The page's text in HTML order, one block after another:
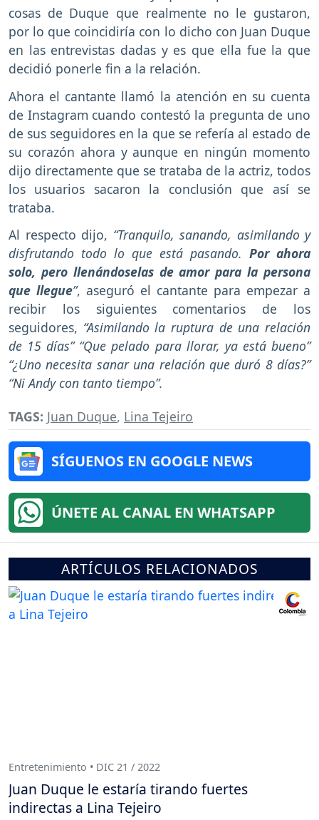
cosas de Duque que realmente no le gustaron,
por lo que coincidiría con lo dicho con Juan Duque
en las entrevistas dadas y es que ella fue la que
decidió ponerle fin a la relación.
Ahora el cantante llamó la atención en su cuenta
de Instagram cuando contestó la pregunta de uno
de sus seguidores en la que se refería al estado de
su corazón ahora y aunque en ningún momento
dijo directamente que se trataba de la actriz, todos
los usuarios sacaron la conclusión que así se
trataba.
Al respecto dijo, “Tranquilo, sanando, asimilando y
disfrutando todo lo que está pasando. Por ahora
solo, pero llenándoselas de amor para la persona
que llegue”, aseguró el cantante para empezar a
recibir los siguientes comentarios de los
seguidores, “Asimilando la ruptura de una relación
de 15 días” “Que pelado para llorar, ya está bueno”
“¿Uno necesita sanar una relación que duró 8 días?”
“Ni Andy con tanto tiempo”.
TAGS: Juan Duque, Lina Tejeiro
SÍGUENOS EN GOOGLE NEWS
ÚNETE AL CANAL EN WHATSAPP
ARTÍCULOS RELACIONADOS
Entretenimiento • DIC 21 / 2022
Juan Duque le estaría tirando fuertes
indirectas a Lina Tejeiro